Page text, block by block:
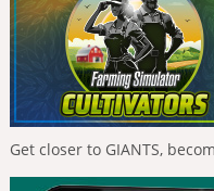
Get closer to GIANTS,